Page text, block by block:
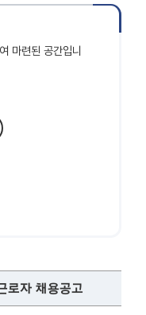
마련된 공간입니
로자 채용공고